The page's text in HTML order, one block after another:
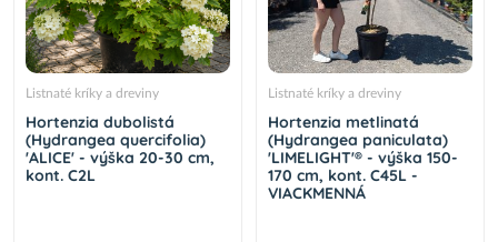
Listnaté kríky a dreviny
Hortenzia dubolistá
(Hydrangea quercifolia)
'ALICE' - výška 20-30 cm,
kont. C2L
Listnaté kríky a dreviny
Hortenzia metlinatá
(Hydrangea paniculata)
'LIMELIGHT'® - výška 150-
170 cm, kont. C45L -
VIACKMENNÁ